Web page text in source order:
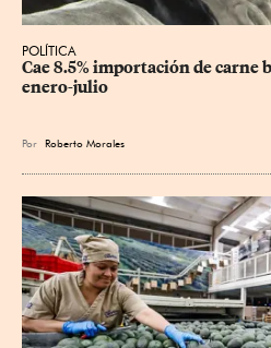
POLÍTICA
Cae 8.5% importación de carne
enero-julio
Por Roberto Morales